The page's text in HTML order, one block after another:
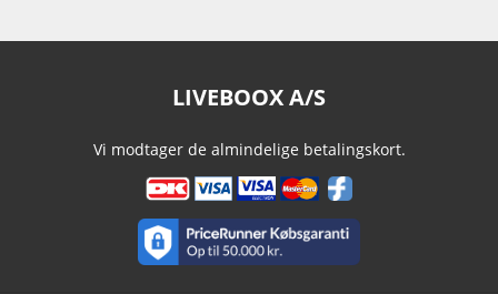
LIVEBOOX A/S
Vi modtager de almindelige betalingskort.